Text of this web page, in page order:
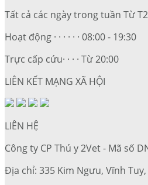
Tất cả các ngày trong tuần Từ
Hoạt động · · · · · · 08:00 - 19:30
Trực cấp cứu· · · · Từ 20:00
LIÊN KẾT MẠNG XÃ HỘI
LIÊN HỆ
Công ty CP Thú y 2Vet - Mã số
Địa chỉ: 335 Kim Ngưu, Vĩnh